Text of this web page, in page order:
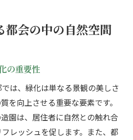
都会の中の自然空間
の重要性
は、緑化は単なる景観の美しさ
を向上させる重要な要素です。
園は、居住者に自然との触れ合
レッシュを促します。また、都